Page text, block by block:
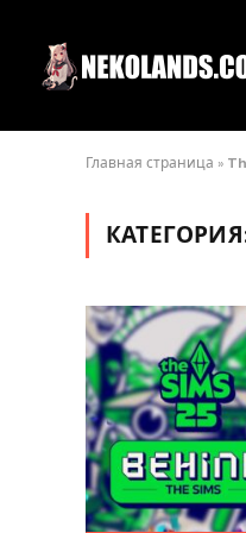
Главная страница »